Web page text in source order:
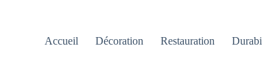
Accueil Décoration Restauration